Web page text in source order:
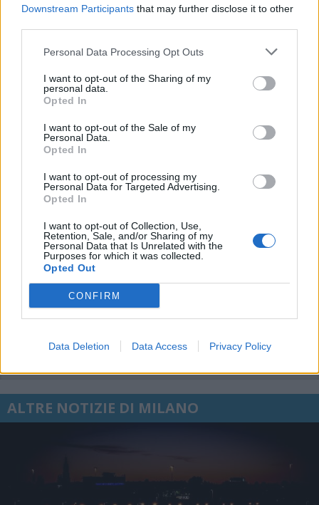
Downstream Participants that may further disclose it to other
Personal Data Processing Opt Outs
I want to opt-out of the Sharing of my
personal data.
Opted In
I want to opt-out of the Sale of my
Personal Data.
Opted In
I want to opt-out of processing my
Personal Data for Targeted Advertising.
Opted In
I want to opt-out of Collection, Use,
Retention, Sale, and/or Sharing of my
Personal Data that Is Unrelated with the
Purposes for which it was collected.
Opted Out
CONFIRM
Data Deletion Data Access Privacy Policy
Commenti
Accedioregistratiper commentare questo
L'email è richiesta ma non verrà mostrata ai visitatori. Il contenuto di questo
commento esprime il pensiero dell'autore e non rappresenta la linea editoriale
di VareseNews.it, che rimane autonoma e indipendente. I messaggi inclusi nei
possono essere automaticamente pubblicati senza filtro preventivo. I commenti
che includano uno o più link a siti esterni verranno rimossi in automatico dal
ALTRE NOTIZIE DI MILANO